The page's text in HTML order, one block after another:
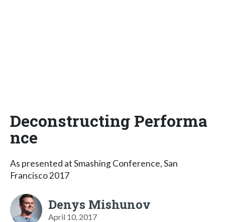
Deconstructing Performa
nce
As presented at Smashing Conference, San
Francisco 2017
Denys Mishunov
April 10, 2017